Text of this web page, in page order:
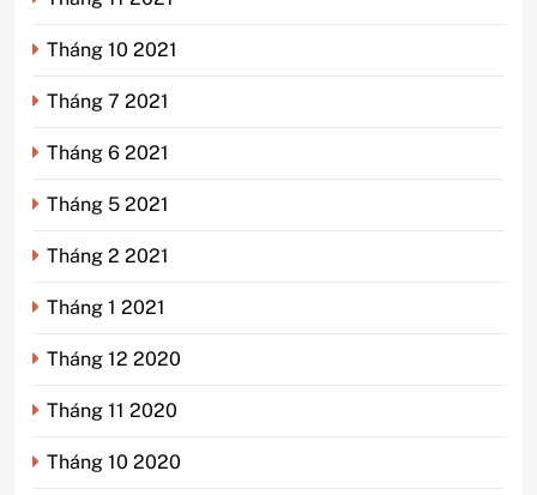
Tháng 10 2021
Tháng 7 2021
Tháng 6 2021
Tháng 5 2021
Tháng 2 2021
Tháng 1 2021
Tháng 12 2020
Tháng 11 2020
Tháng 10 2020